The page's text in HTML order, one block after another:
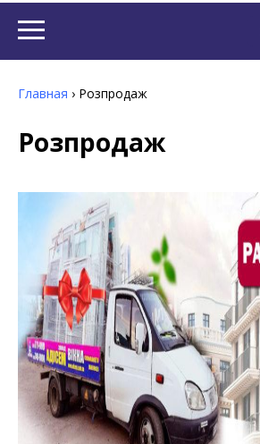
Главная › Розпродаж
Розпродаж